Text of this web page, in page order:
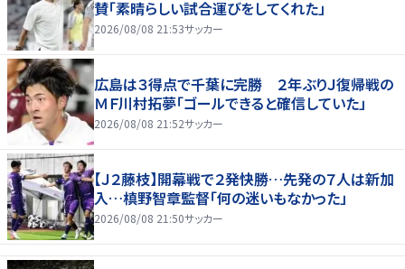
賛「素晴らしい試合運びをしてくれた」
2026/08/08 21:53サッカー
広島は３得点で千葉に完勝 ２年ぶりＪ復帰戦の
ＭＦ川村拓夢「ゴールできると確信していた」
2026/08/08 21:52サッカー
【Ｊ２藤枝】開幕戦で２発快勝…先発の７人は新加
入…槙野智章監督「何の迷いもなかった」
2026/08/08 21:50サッカー